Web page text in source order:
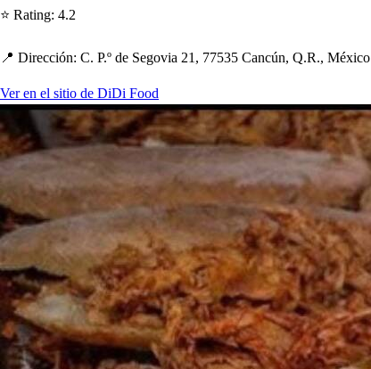
⭐ Rating: 4.2
📍 Dirección: C. P.º de Segovia 21, 77535 Cancún, Q.R., México
Ver en el sitio de DiDi Food